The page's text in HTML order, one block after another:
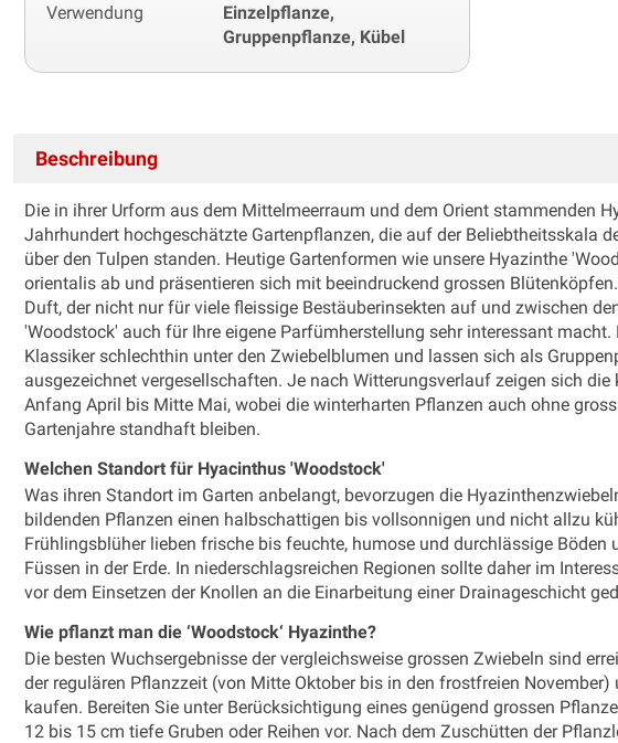
Verwendung
Einzelpflanze,
Gruppenpflanze, Kübel
Beschreibung
Die in ihrer Urform aus dem Mittelmeerraum und dem Orient stammenden
Jahrhundert hochgeschätzte Gartenpflanzen, die auf der Beliebtheitsskala
über den Tulpen standen. Heutige Gartenformen wie unsere Hyazinthe
orientalis ab und präsentieren sich mit beeindruckend grossen
Duft, der nicht nur für viele fleissige Bestäuberinsekten auf und zwischen
'Woodstock' auch für Ihre eigene Parfümherstellung sehr interessant
Klassiker schlechthin unter den Zwiebelblumen und lassen sich als
ausgezeichnet vergesellschaften. Je nach Witterungsverlauf zeigen sich
Anfang April bis Mitte Mai, wobei die winterharten Pflanzen auch ohne
Gartenjahre standhaft bleiben.
Welchen Standort für Hyacinthus 'Woodstock'
Was ihren Standort im Garten anbelangt, bevorzugen die
bildenden Pflanzen einen halbschattigen bis vollsonnigen und nicht allzu
Frühlingsblüher lieben frische bis feuchte, humose und durchlässige
Füssen in der Erde. In niederschlagsreichen Regionen sollte daher im
vor dem Einsetzen der Knollen an die Einarbeitung einer Drainageschicht
Wie pflanzt man die ‘Woodstock‘ Hyazinthe?
Die besten Wuchsergebnisse der vergleichsweise grossen Zwiebeln sind
der regulären Pflanzzeit (von Mitte Oktober bis in den frostfreien
kaufen. Bereiten Sie unter Berücksichtigung eines genügend grossen
12 bis 15 cm tiefe Gruben oder Reihen vor. Nach dem Zuschütten der